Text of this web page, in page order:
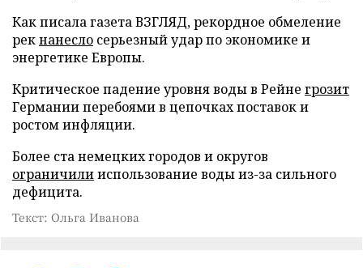
Как писала газета ВЗГЛЯД, рекордное обмеление
рекнанесло серьезный удар по экономике и
энергетике Европы.
Критическое падение уровня воды в Рейне грозит
Германии перебоями в цепочках поставок и
ростом инфляции.
Более ста немецких городов и округов
ограничилииспользование воды из-за сильного
дефицита.
Текст: Ольга Иванова